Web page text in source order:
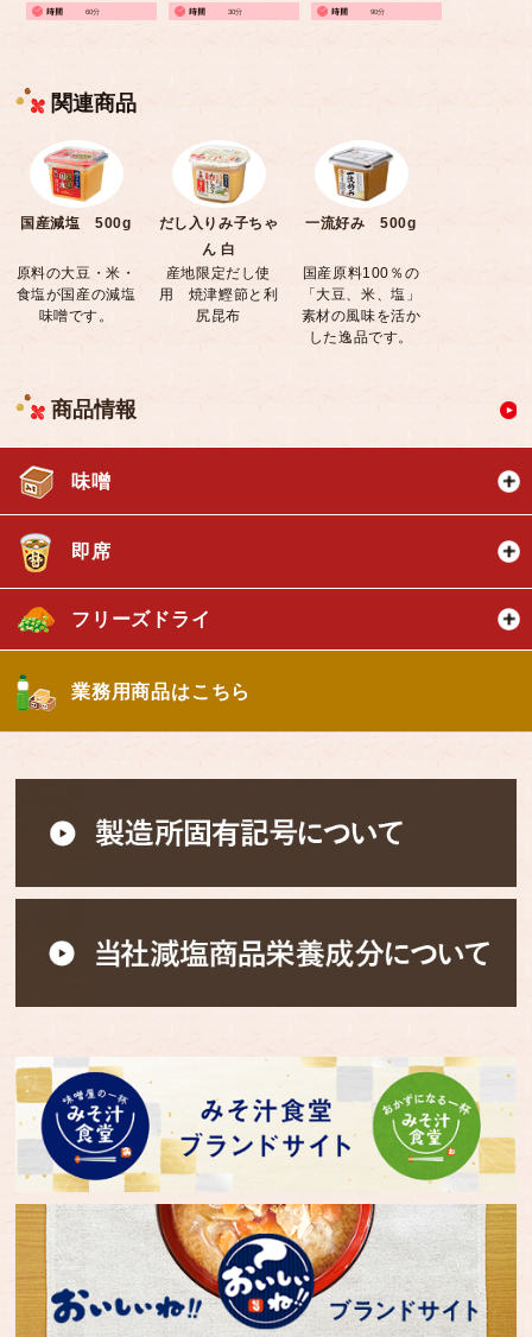
60分 30分 90分
関連商品
国産減塩 500g
原料の大豆・米・
食塩が国産の減塩
味噌です。
だし入りみ子ちゃ
ん 白
産地限定だし使
用 焼津鰹節と利
尻昆布
一流好み 500g
国産原料100％の
「大豆、米、塩」
素材の風味を活か
した逸品です。
商品情報
味噌
即席
フリーズドライ
業務用商品はこちら